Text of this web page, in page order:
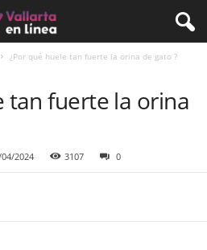
¿Por qué huele tan fuerte la orina de gato ?
tan fuerte la orina
2024 3107 0